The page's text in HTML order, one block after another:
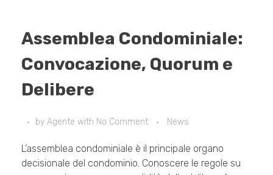
Assemblea Condominiale:
Convocazione, Quorum e
Delibere
by Agente with No Comment News
L’assemblea condominiale è il principale organo
decisionale del condominio. Conoscere le regole su